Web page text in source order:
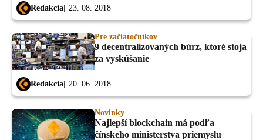
Redakcia 23. 08. 2018
Pre začiatočníkov
9 decentralizovaných búrz, ktoré stoja
za vyskúšanie
Redakcia 20. 06. 2018
Novinky
Najlepší blockchain má podľa
čínskeho ministerstva priemyslu